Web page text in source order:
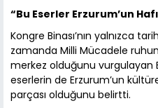
“Bu Eserler Erzurum’un
Kongre Binası’nın yalnızca
zamanda Milli Mücadele
merkez olduğunu vurgulayan
eserlerin de Erzurum’un
parçası olduğunu belirtti.